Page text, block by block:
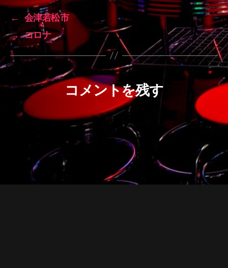
←
会津若松市
→
コロナ
コメントを残す